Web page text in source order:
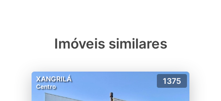
Imóveis similares
XANGRILÁ
Centro
1375